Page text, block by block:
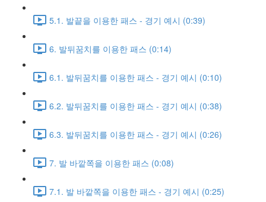
5.1. 발끝을 이용한 패스 - 경기 예시 (0:39)
6. 발뒤꿈치를 이용한 패스 (0:14)
6.1. 발뒤꿈치를 이용한 패스 - 경기 예시 (0:10)
6.2. 발뒤꿈치를 이용한 패스 - 경기 예시 (0:38)
6.3. 발뒤꿈치를 이용한 패스 - 경기 예시 (0:26)
7. 발 바깥쪽을 이용한 패스 (0:08)
7.1. 발 바깥쪽을 이용한 패스 - 경기 예시 (0:25)